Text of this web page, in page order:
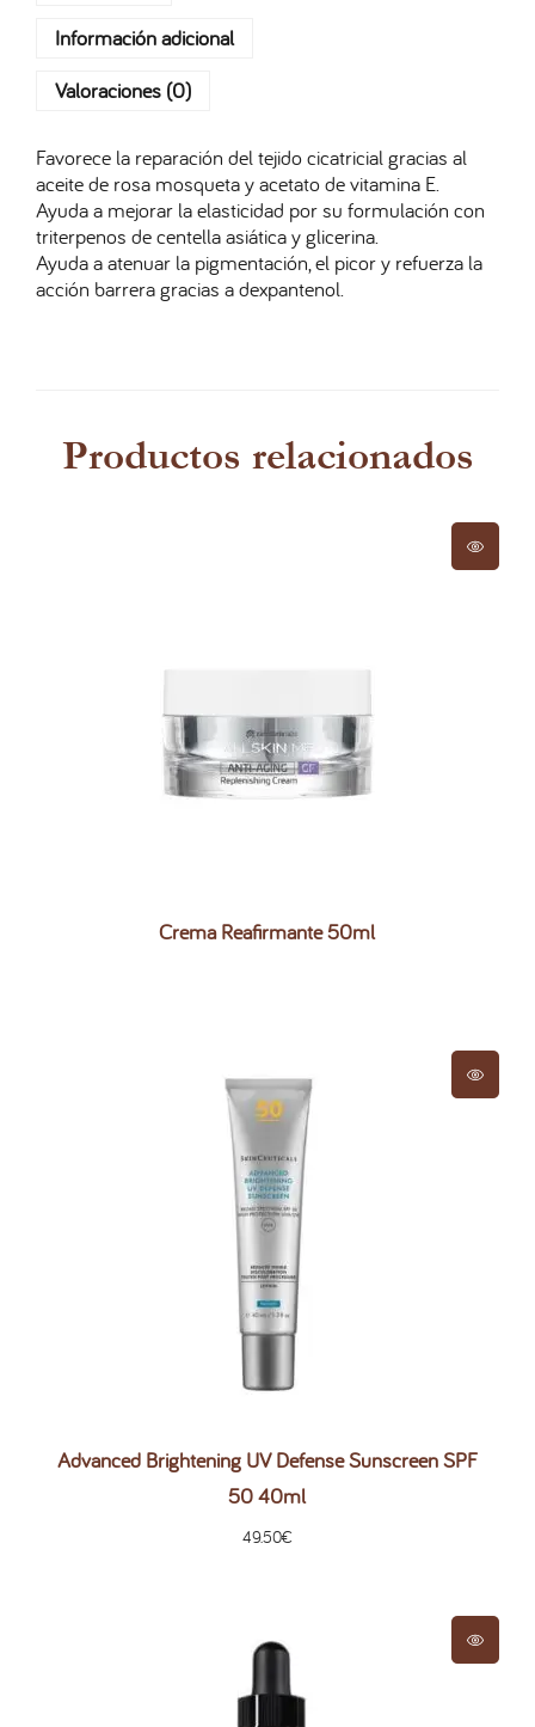
Información adicional
Valoraciones (0)
Favorece la reparación del tejido cicatricial gracias al
aceite de rosa mosqueta y acetato de vitamina E.
Ayuda a mejorar la elasticidad por su formulación con
triterpenos de centella asiática y glicerina.
Ayuda a atenuar la pigmentación, el picor y refuerza la
acción barrera gracias a dexpantenol.
Productos relacionados
Crema Reafirmante 50ml
Advanced Brightening UV Defense Sunscreen SPF
50 40ml
49.50€